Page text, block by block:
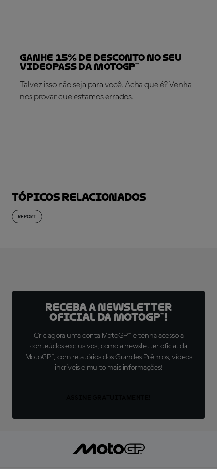
Ganhe 15% de desconto no seu
VideoPass da MotoGP™
Talvez isso não seja para você. Acha que é? Venha
nos provar que estamos errados.
Tópicos relacionados
REPORT
Receba a newsletter
oficial da MotoGP™!
Crie agora uma conta MotoGP™ e tenha acesso a
conteúdos exclusivos, como a newsletter oficial da
MotoGP™, com relatórios dos Grandes Prêmios, vídeos
incríveis e muito mais informações!